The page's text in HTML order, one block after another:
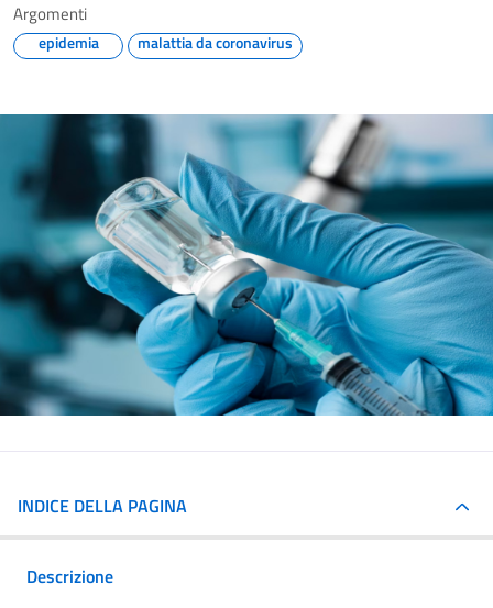
Argomenti
epidemia malattia da coronavirus
INDICE DELLA PAGINA
Descrizione